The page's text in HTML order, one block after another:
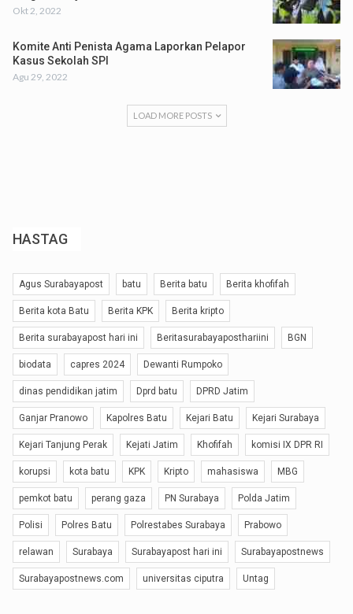
Okt 2, 2022
Komite Anti Penista Agama Laporkan Pelapor
Kasus Sekolah SPI
Agu 29, 2022
LOAD MORE POSTS
HASTAG
Agus Surabayapost batu Berita batu Berita khofifah
Berita kota Batu Berita KPK Berita kripto
Berita surabayapost hari ini Beritasurabayaposthariini BGN
biodata capres 2024 Dewanti Rumpoko
dinas pendidikan jatim Dprd batu DPRD Jatim
Ganjar Pranowo Kapolres Batu Kejari Batu Kejari Surabaya
Kejari Tanjung Perak Kejati Jatim Khofifah komisi IX DPR RI
korupsi kota batu KPK Kripto mahasiswa MBG
pemkot batu perang gaza PN Surabaya Polda Jatim
Polisi Polres Batu Polrestabes Surabaya Prabowo
relawan Surabaya Surabayapost hari ini Surabayapostnews
Surabayapostnews.com universitas ciputra Untag